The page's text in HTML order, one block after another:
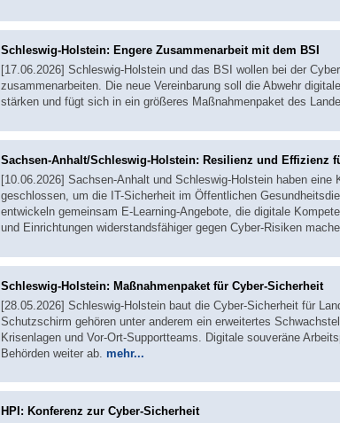
Schleswig-Holstein: Engere Zusammenarbeit mit dem BSI
[17.06.2026] Schleswig-Holstein und das BSI wollen bei der
zusammenarbeiten. Die neue Vereinbarung soll die Abwehr
stärken und fügt sich in ein größeres Maßnahmenpaket des
Sachsen-Anhalt/Schleswig-Holstein: Resilienz und Effizienz
[10.06.2026] Sachsen-Anhalt und Schleswig-Holstein haben eine
geschlossen, um die IT-Sicherheit im Öffentlichen
entwickeln gemeinsam E-Learning-Angebote, die digitale
und Einrichtungen widerstandsfähiger gegen Cyber-Risiken
Schleswig-Holstein: Maßnahmenpaket für Cyber-Sicherheit
[28.05.2026] Schleswig-Holstein baut die Cyber-Sicherheit für
Schutzschirm gehören unter anderem ein erweitertes
Krisenlagen und Vor-Ort-Supportteams. Digitale souveräne
Behörden weiter ab. mehr...
HPI: Konferenz zur Cyber-Sicherheit